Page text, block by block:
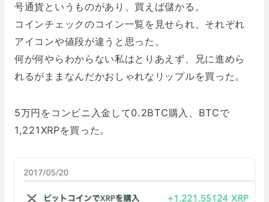
号通貨というものがあり、買えば儲かる。
コインチェックのコイン一覧を見せられ、それぞれ
アイコンや値段が違うと思った。
何が何やらわからない私はとりあえず、兄に進めら
れるがままなんだかおしゃれなリップルを買った。
5万円をコンビニ入金して0.2BTC購入、BTCで
1,221XRPを買った。